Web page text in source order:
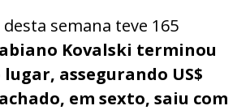
semana teve 165
Kovalski terminou
assegurando US$
em sexto, saiu com